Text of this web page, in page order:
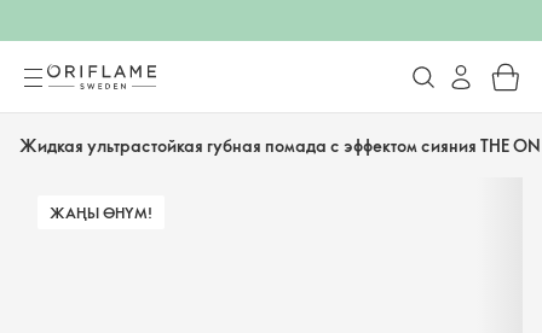
Жидкая ультрастойкая губная помада с эффектом сияния THE
ЖАҢЫ ӨНҮМ!